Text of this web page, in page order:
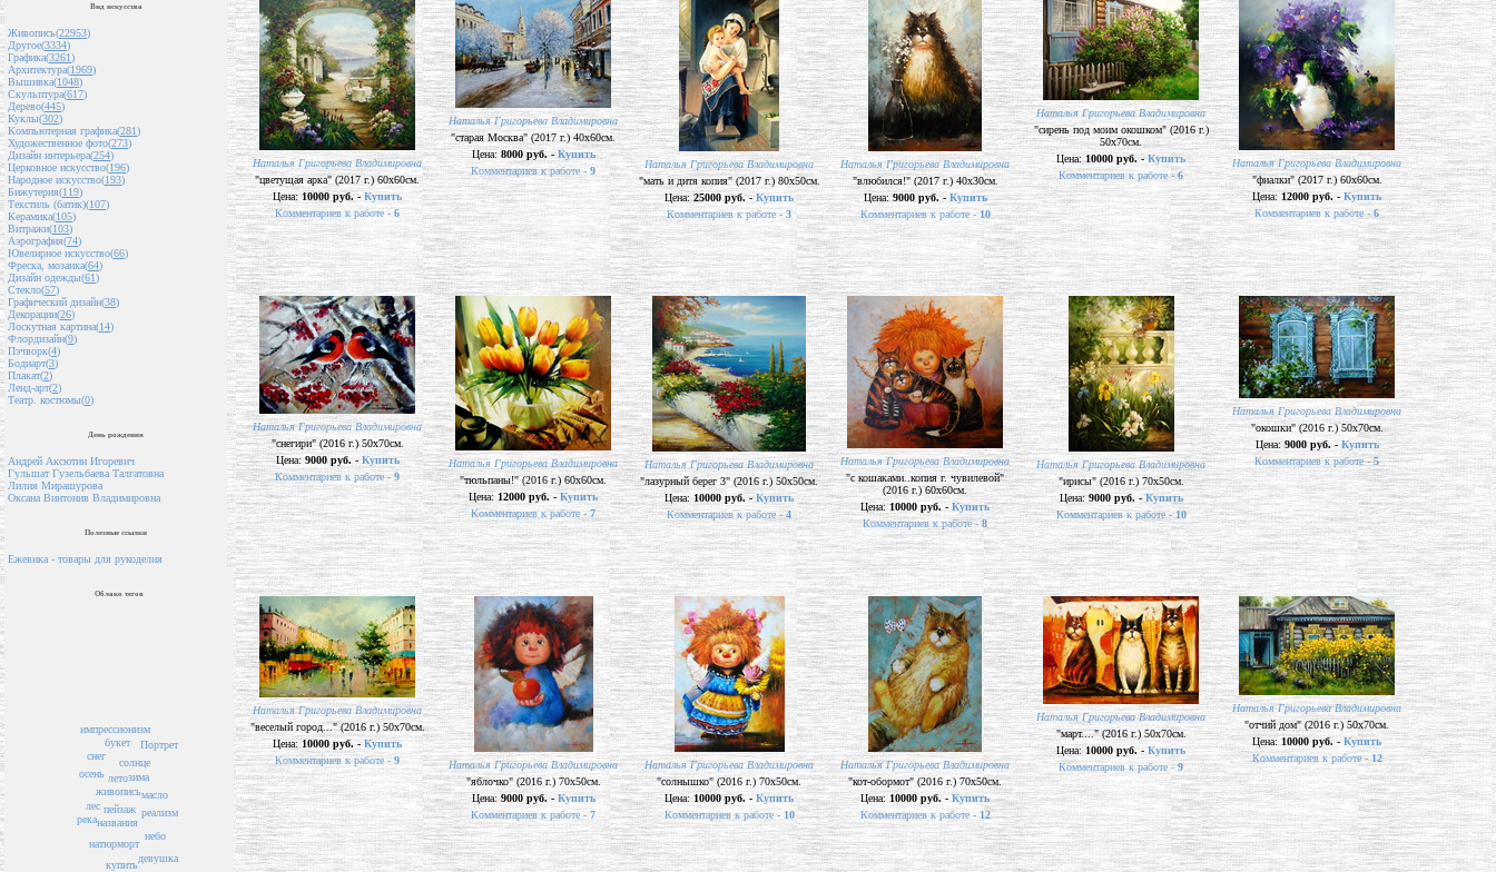
Вид искусства
Живопись(22953)
Другое(3334)
Графика(3261)
Архитектура(1969)
Вышивка(1048)
Скульптура(617)
Дерево(445)
Куклы(302)
Компьютерная графика(281)
Художественное фото(273)
Дизайн интерьера(254)
Церковное искусство(196)
Народное искусство(193)
Бижутерия(119)
Текстиль (батик)(107)
Керамика(105)
Витражи(103)
Аэрография(74)
Ювелирное искусство(66)
Фреска, мозаика(64)
Дизайн одежды(61)
Стекло(57)
Графический дизайн(38)
Декорации(26)
Лоскутная картина(14)
Флордизайн(9)
Пэчворк(4)
Бодиарт(3)
Плакат(2)
Ленд-арт(2)
Театр. костюмы(0)
День рождения
Андрей Аксютин Игоревич
Гульшат Гузельбаева Талгатовна
Лилия Мирашурова
Оксана Винтонив Владимировна
Полезные ссылки
Ежевика - товары для рукоделия
Облако тегов
пейзаж
названия
живопись
лето
натюрморт
купить
солнце
лес
зима
осень
букет
масло
река
снег
реализм
небо
импрессионизм
Портрет
девушка
Наталья Григорьева Владимировна
"цветущая арка" (2017 г.) 60х60см.
Цена: 10000 руб. - Купить
Комментариев к работе -6
Наталья Григорьева Владимировна
"старая Москва" (2017 г.) 40х60см.
Цена: 8000 руб. -Купить
Комментариев к работе - 9
Наталья Григорьева Владимировна
"мать и дитя копия" (2017 г.) 80х50см.
Цена:25000 руб. - Купить
Комментариев к работе - 3
Наталья Григорьева Владимировна
"влюбился!" (2017 г.) 40х30см.
Цена:9000 руб. - Купить
Комментариев к работе - 10
Наталья Григорьева Владимировна
"сирень под моим окошком" (2016 г.)
50х70см.
Цена:10000 руб. -Купить
Комментариев к работе -6
Наталья Григорьева Владимировна
"фиалки" (2017 г.) 60х60см.
Цена: 12000 руб. -Купить
Комментариев к работе -6
Наталья Григорьева Владимировна
"снегири" (2016 г.) 50х70см.
Цена: 9000 руб. -Купить
Комментариев к работе -9
Наталья Григорьева Владимировна
"тюльпаны!" (2016 г.) 60х60см.
Цена:12000 руб. - Купить
Комментариев к работе -7
Наталья Григорьева Владимировна
"лазурный берег 3" (2016 г.) 50х50см.
Цена:10000 руб. -Купить
Комментариев к работе -4
Наталья Григорьева Владимировна
"с кошаками..копия г. чувилевой"
(2016 г.) 60х60см.
Цена:10000 руб. - Купить
Комментариев к работе -8
Наталья Григорьева Владимировна
"ирисы" (2016 г.) 70х50см.
Цена:9000 руб. - Купить
Комментариев к работе -10
Наталья Григорьева Владимировна
"окошки" (2016 г.) 50х70см.
Цена: 9000 руб. - Купить
Комментариев к работе -5
Наталья Григорьева Владимировна
"веселый город..." (2016 г.) 50х70см.
Цена:10000 руб. - Купить
Комментариев к работе - 9
Наталья Григорьева Владимировна
"яблочко" (2016 г.) 70х50см.
Цена: 9000 руб. - Купить
Комментариев к работе - 7
Наталья Григорьева Владимировна
"солнышко" (2016 г.) 70х50см.
Цена:10000 руб. - Купить
Комментариев к работе - 10
Наталья Григорьева Владимировна
"кот-обормот" (2016 г.) 70х50см.
Цена: 10000 руб. -Купить
Комментариев к работе - 12
Наталья Григорьева Владимировна
"март...." (2016 г.) 50х70см.
Цена:10000 руб. - Купить
Комментариев к работе -9
Наталья Григорьева Владимировна
"отчий дом" (2016 г.) 50х70см.
Цена:10000 руб. - Купить
Комментариев к работе -12